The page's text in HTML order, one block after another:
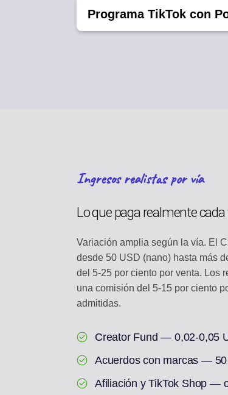
Programa TikTok con
Ingresos realistas por vía
Lo que paga realmente cada
Variación amplia según la vía. El
desde 50 USD (nano) hasta más
del 5-25 por ciento por venta. Los
una comisión del 5-15 por ciento
admitidas.
Creator Fund — 0,02-0,05
Acuerdos con marcas —
Afiliación y TikTok Shop —